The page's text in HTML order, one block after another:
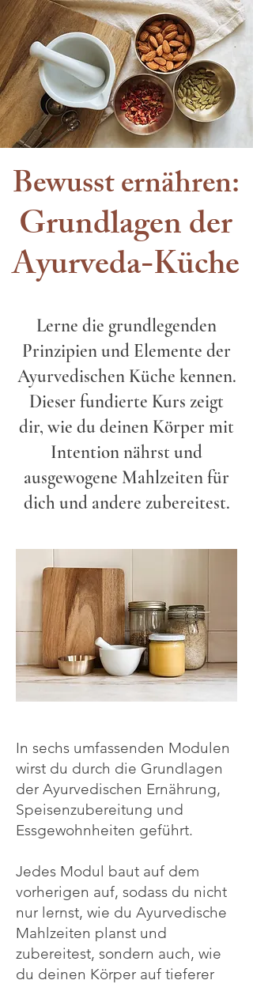
Bewusst ernähren:
Grundlagen der
Ayurveda-Küche
Lerne die grundlegenden
Prinzipien und Elemente der
Ayurvedischen Küche kennen.
Dieser fundierte Kurs zeigt
dir, wie du deinen Körper mit
Intention nährst und
ausgewogene Mahlzeiten für
dich und andere zubereitest.
In sechs umfassenden Modulen
wirst du durch die Grundlagen
der Ayurvedischen Ernährung,
Speisenzubereitung und
Essgewohnheiten geführt.
Jedes Modul baut auf dem
vorherigen auf, sodass du nicht
nur lernst, wie du Ayurvedische
Mahlzeiten planst und
zubereitest, sondern auch, wie
du deinen Körper auf tieferer